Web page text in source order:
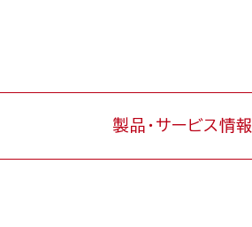
製品・サービス情報